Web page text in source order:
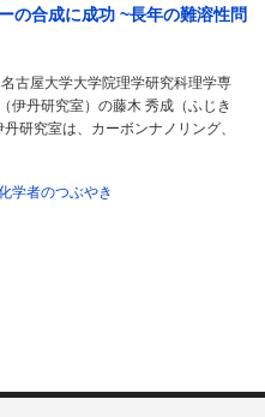
の合成に成功 ~長年の難溶性問
古屋大学大学院理学研究科理学専
伊丹研究室）の藤木 秀成（ふじき
研究室は、カーボンナノリング、
学者のつぶやき